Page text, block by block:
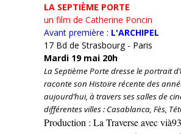
LA SEPTIÈME PORTE
un film de Catherine Poncin
Avant première : L'ARCHIPEL
17 Bd de Strasbourg - Paris
Mardi 19 mai 20h
La Septième Porte dresse le portrait
raconte son Histoire récente des
aujourd’hui, à travers ses salles de
différentes villes : Casablanca, Fès,
Production : La Traverse avec vià93